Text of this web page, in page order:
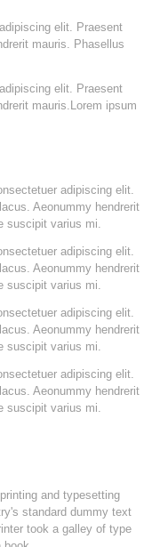
elit. Praesent
mauris. Phasellus
elit. Praesent
mauris.Lorem ipsum
adipiscing elit.
Aeonummy hendrerit
suscipit varius mi.
adipiscing elit.
Aeonummy hendrerit
suscipit varius mi.
adipiscing elit.
Aeonummy hendrerit
suscipit varius mi.
adipiscing elit.
Aeonummy hendrerit
suscipit varius mi.
and typesetting
standard dummy text
took a galley of type